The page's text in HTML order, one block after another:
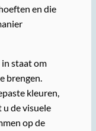
en die
staat om
brengen.
kleuren,
de visuele
op de